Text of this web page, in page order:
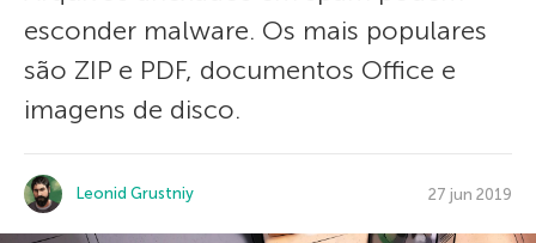
esconder malware. Os mais populares
são ZIP e PDF, documentos Office e
imagens de disco.
Leonid Grustniy 27 jun 2019